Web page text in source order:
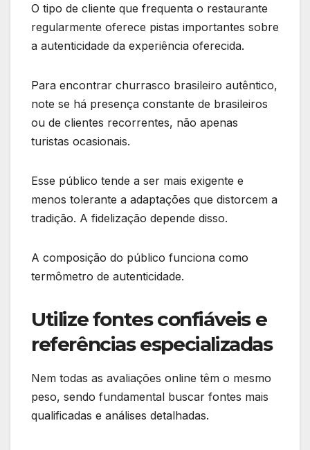
O tipo de cliente que frequenta o restaurante
regularmente oferece pistas importantes sobre
a autenticidade da experiência oferecida.
Para encontrar churrasco brasileiro autêntico,
note se há presença constante de brasileiros
ou de clientes recorrentes, não apenas
turistas ocasionais.
Esse público tende a ser mais exigente e
menos tolerante a adaptações que distorcem a
tradição. A fidelização depende disso.
A composição do público funciona como
termômetro de autenticidade.
Utilize fontes confiáveis e
referências especializadas
Nem todas as avaliações online têm o mesmo
peso, sendo fundamental buscar fontes mais
qualificadas e análises detalhadas.